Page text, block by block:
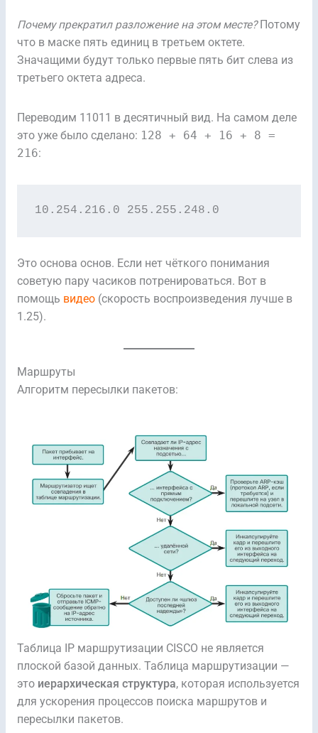
Почему прекратил разложение на этом месте?Потому
что в маске пять единиц в третьем октете.
Значащими будут только первые пять бит слева из
третьего октета адреса.
Переводим 11011 в десятичный вид. На самом деле
это уже было сделано: 128 + 64 + 16 + 8 =
216:
10.254.216.0 255.255.248.0
Это основа основ. Если нет чёткого понимания
советую пару часиков потренироваться. Вот в
помощь видео(скорость воспроизведения лучше в
1.25).
Маршруты
Алгоритм пересылки пакетов:
Таблица IP маршрутизации CISCO не является
плоской базой данных. Таблица маршрутизации —
этоиерархическая структура, которая используется
для ускорения процессов поиска маршрутов и
пересылки пакетов.